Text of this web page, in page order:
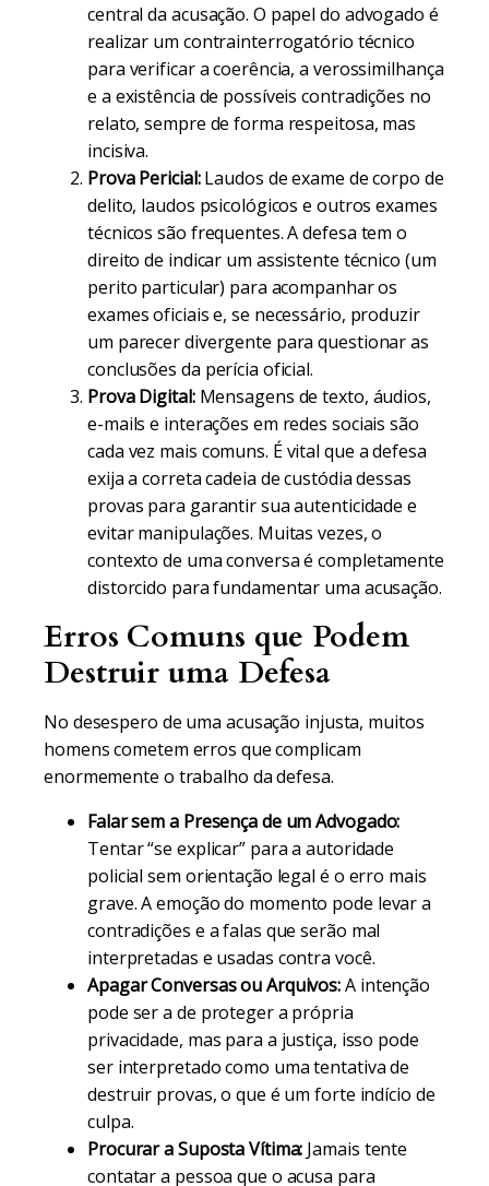
central da acusação. O papel do advogado é
realizar um contrainterrogatório técnico
para verificar a coerência, a verossimilhança
e a existência de possíveis contradições no
relato, sempre de forma respeitosa, mas
incisiva.
Prova Pericial:Laudos de exame de corpo de
delito, laudos psicológicos e outros exames
técnicos são frequentes. A defesa tem o
direito de indicar um assistente técnico (um
perito particular) para acompanhar os
exames oficiais e, se necessário, produzir
um parecer divergente para questionar as
conclusões da perícia oficial.
Prova Digital:Mensagens de texto, áudios,
e-mails e interações em redes sociais são
cada vez mais comuns. É vital que a defesa
exija a correta cadeia de custódia dessas
provas para garantir sua autenticidade e
evitar manipulações. Muitas vezes, o
contexto de uma conversa é completamente
distorcido para fundamentar uma acusação.
Erros Comuns que Podem
Destruir uma Defesa
No desespero de uma acusação injusta, muitos
homens cometem erros que complicam
enormemente o trabalho da defesa.
Falar sem a Presença de um Advogado:
Tentar “se explicar” para a autoridade
policial sem orientação legal é o erro mais
grave. A emoção do momento pode levar a
contradições e a falas que serão mal
interpretadas e usadas contra você.
Apagar Conversas ou Arquivos:A intenção
pode ser a de proteger a própria
privacidade, mas para a justiça, isso pode
ser interpretado como uma tentativa de
destruir provas, o que é um forte indício de
culpa.
Procurar a Suposta Vítima: Jamais tente
contatar a pessoa que o acusa para